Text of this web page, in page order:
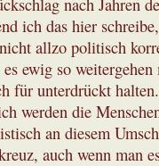
nach Jahren
ich das hier
allzo politisch
ewig so
für unterdrückt
werden die
an diesem
auch wenn man